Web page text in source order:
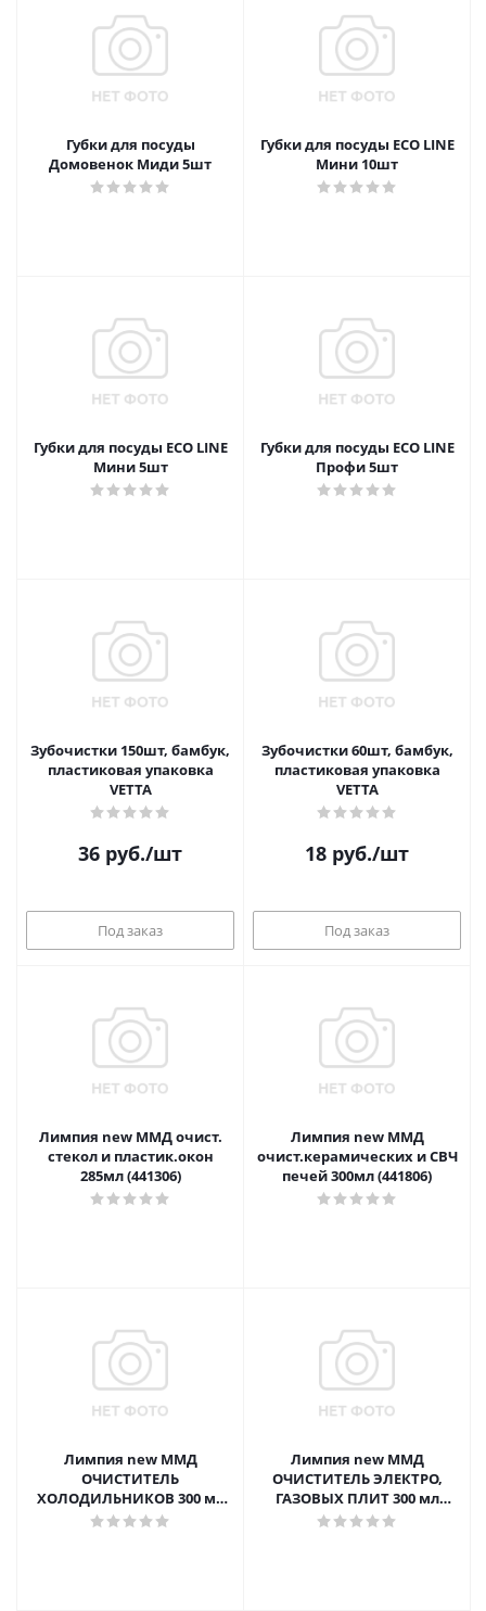
Губки для посуды
Домовенок Миди 5шт
Губки для посуды ECO LINE
Мини 10шт
Губки для посуды ECO LINE
Мини 5шт
Губки для посуды ECO LINE
Профи 5шт
Зубочистки 150шт, бамбук,
пластиковая упаковка
VETTA
36 руб./шт
Под заказ
Зубочистки 60шт, бамбук,
пластиковая упаковка
VETTA
18 руб./шт
Под заказ
Лимпия new ММД очист.
стекол и пластик.окон
285мл (441306)
Лимпия new ММД
очист.керамических и СВЧ
печей 300мл (441806)
Лимпия new ММД
ОЧИСТИТЕЛЬ
ХОЛОДИЛЬНИКОВ 300 мл
(441513)
Лимпия new ММД
ОЧИСТИТЕЛЬ ЭЛЕКТРО,
ГАЗОВЫХ ПЛИТ 300 мл
(441406)